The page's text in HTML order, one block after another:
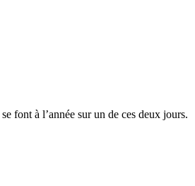
font à l’année sur un de ces deux jours.